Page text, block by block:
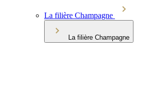
La filière Champagne
La filière Champagne